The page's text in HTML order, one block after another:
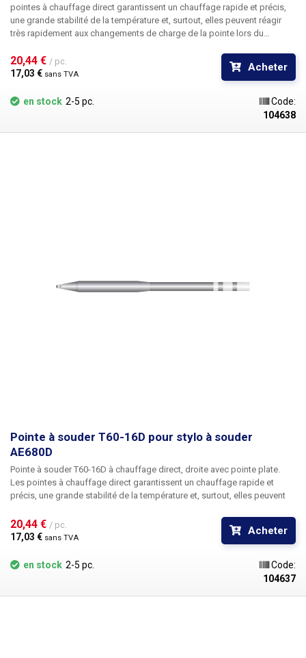
pointes à chauffage direct garantissent un chauffage rapide et précis,
une grande stabilité de la température et, surtout, elles peuvent réagir
très rapidement aux changements de charge de la pointe lors du
connecteurs ou des fils de gros calibre. Le corps de la panne est en
acier inoxydable, la pointe en cuivre est revêtue de chrome par
postes de soudure ATETOOL. Les pannes T60 et T80 ne sont pas
Contenu du paquet :
20,44 € / pc.
17,03 € sans TVA
Acheter
en stock 2-5 pc.
Code:
104638
Pointe à souder T60-16D pour stylo à souder
AE680D
Pointe à souder T60-16D à chauffage direct, droite avec pointe plate.
Les pointes à chauffage direct garantissent un chauffage rapide et
précis, une grande stabilité de la température et, surtout, elles peuvent
brasage de grandes surfaces en cuivre sur des circuits imprimés, des
connecteurs ou des fils de gros calibre. Le corps de la panne est en
acier inoxydable, la pointe en cuivre est revêtue de chrome par
électrolyse.Attention, les pannes T60 sont exclusivement destinées aux
postes de soudure ATETOOL. Les pannes T60 et T80 ne sont pas
1pc T60-16D tip
20,44 € / pc.
17,03 € sans TVA
Acheter
en stock 2-5 pc.
Code:
104637